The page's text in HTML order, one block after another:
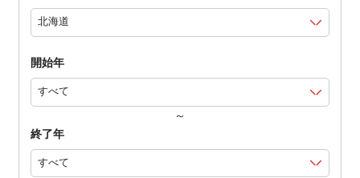
開始年
～
終了年